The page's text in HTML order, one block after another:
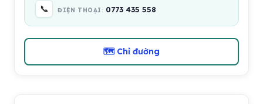
📞 ĐIỆN THOẠI 0773 435 558
🗺 Chỉ đường